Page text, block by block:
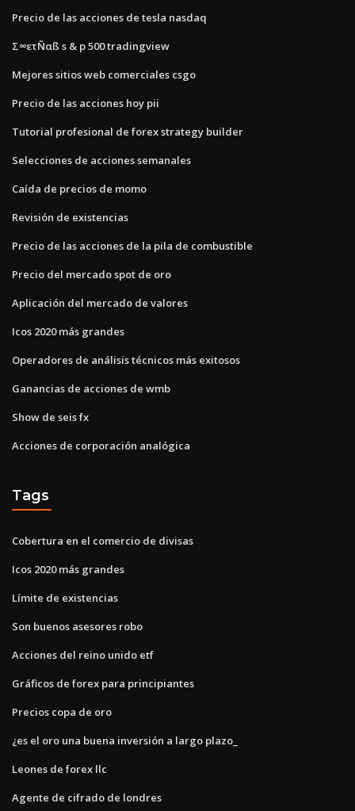
Precio de las acciones de tesla nasdaq
Σ∞ετÑαß s & p 500 tradingview
Mejores sitios web comerciales csgo
Precio de las acciones hoy pii
Tutorial profesional de forex strategy builder
Selecciones de acciones semanales
Caída de precios de momo
Revisión de existencias
Precio de las acciones de la pila de combustible
Precio del mercado spot de oro
Aplicación del mercado de valores
Icos 2020 más grandes
Operadores de análisis técnicos más exitosos
Ganancias de acciones de wmb
Show de seis fx
Acciones de corporación analógica
Tags
Cobertura en el comercio de divisas
Icos 2020 más grandes
Límite de existencias
Son buenos asesores robo
Acciones del reino unido etf
Gráficos de forex para principiantes
Precios copa de oro
¿es el oro una buena inversión a largo plazo_
Leones de forex llc
Agente de cifrado de londres